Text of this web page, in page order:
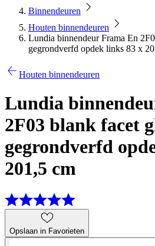
Binnendeuren
Houten binnendeuren
Lundia binnendeur Frama En
gegrondverfd opdek links 83 x
Houten binnendeuren
Lundia
2F03 blank facet
gegrondverfd
201,5 cm
Opslaan in Favorieten